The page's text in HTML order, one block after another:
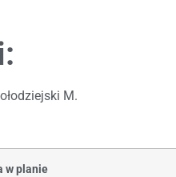
M.
w planie